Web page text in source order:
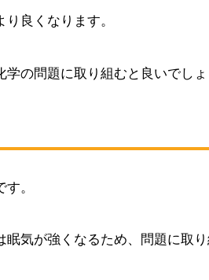
良くなります。
の問題に取り組むと良いでしょ
。
気が強くなるため、問題に取り